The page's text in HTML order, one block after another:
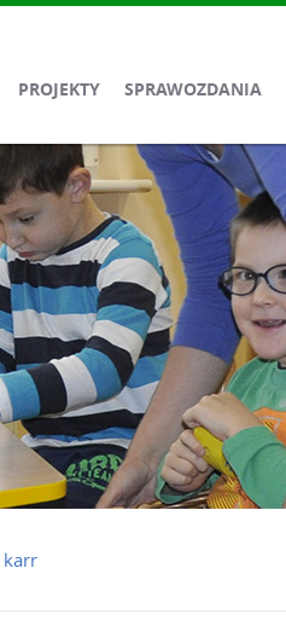
PROJEKTY SPRAWOZDANIA
karr